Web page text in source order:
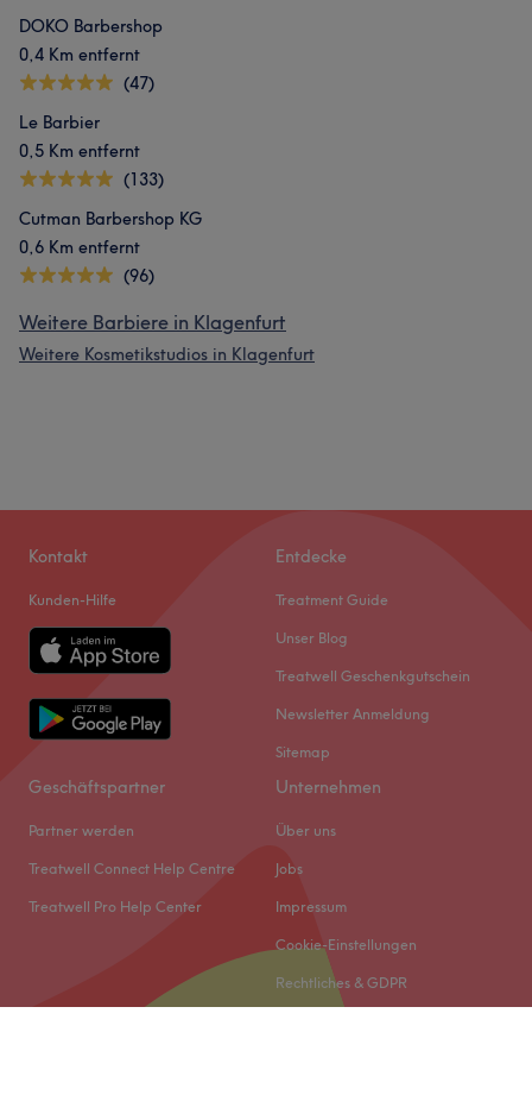
DOKO Barbershop
0,4 Km entfernt
(47)
Le Barbier
0,5 Km entfernt
(133)
Cutman Barbershop KG
0,6 Km entfernt
(96)
Weitere Barbiere in Klagenfurt
Weitere Kosmetikstudios in Klagenfurt
Kontakt
Kunden-Hilfe
Entdecke
Treatment Guide
Unser Blog
Treatwell Geschenkgutschein
Newsletter Anmeldung
Sitemap
Geschäftspartner
Partner werden
Treatwell Connect Help Centre
Treatwell Pro Help Center
Unternehmen
Über uns
Jobs
Impressum
Cookie-Einstellungen
Rechtliches & GDPR